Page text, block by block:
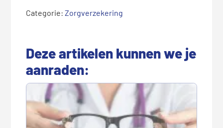
Categorie:Zorgverzekering
Deze artikelen kunnen we je
aanraden: